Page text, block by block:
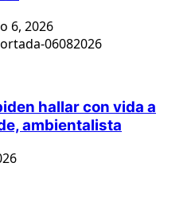
6, 2026
hallar con vida a
ambientalista